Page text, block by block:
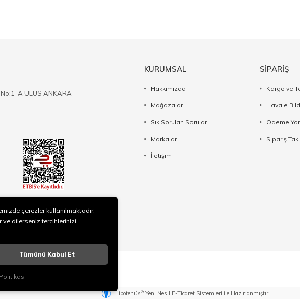
A ULUS ANKARA
KURUMSAL
Hakkımızda
Mağazalar
Sık Sorulan Sorular
Markalar
İletişim
SİPARİŞ
Kargo ve
Havale
Ödeme
Sipariş
Hipotenüs®Yeni Nesil E-Ticaret Sistemleri ile Hazırlanmıştır.
çerezler kullanılmaktadır.
ve dilerseniz tercihlerinizi
Tümünü Kabul Et